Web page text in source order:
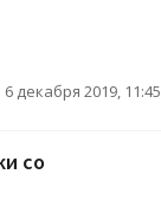
6 декабря 2019, 11:45
со